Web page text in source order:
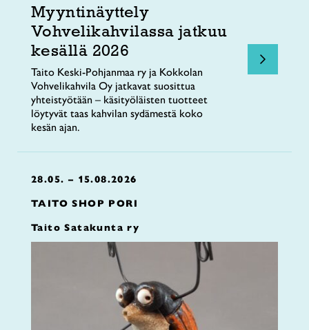
Myyntinäyttely
Vohvelikahvilassa jatkuu
kesällä 2026
Taito Keski-Pohjanmaa ry ja Kokkolan
Vohvelikahvila Oy jatkavat suosittua
yhteistyötään – käsityöläisten tuotteet
löytyvät taas kahvilan sydämestä koko
kesän ajan.
28.05. – 15.08.2026
TAITO SHOP PORI
Taito Satakunta ry